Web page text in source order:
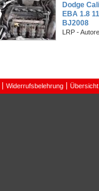
Dodge
EBA 1.8
BJ2008
LRP -
Widerrufsbelehrung